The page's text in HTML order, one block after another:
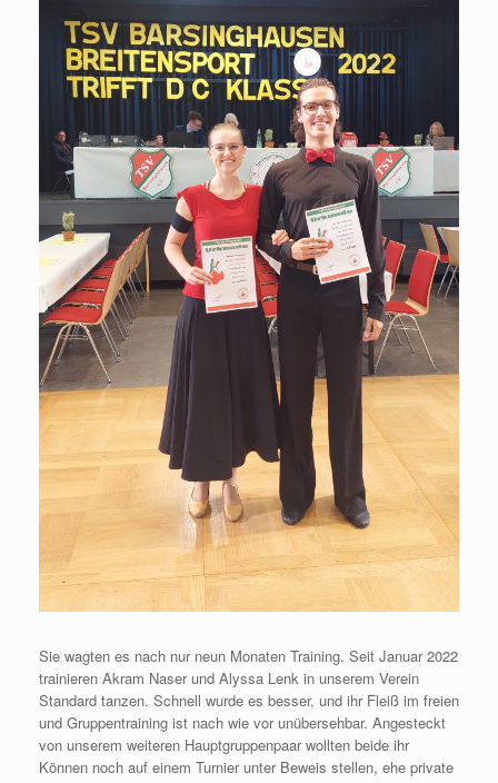
Sie wagten es nach nur neun Monaten Training. Seit Januar 2022
trainieren Akram Naser und Alyssa Lenk in unserem Verein
Standard tanzen. Schnell wurde es besser, und ihr Fleiß im freien
und Gruppentraining ist nach wie vor unübersehbar. Angesteckt
von unserem weiteren Hauptgruppenpaar wollten beide ihr
Können noch auf einem Turnier unter Beweis stellen, ehe private